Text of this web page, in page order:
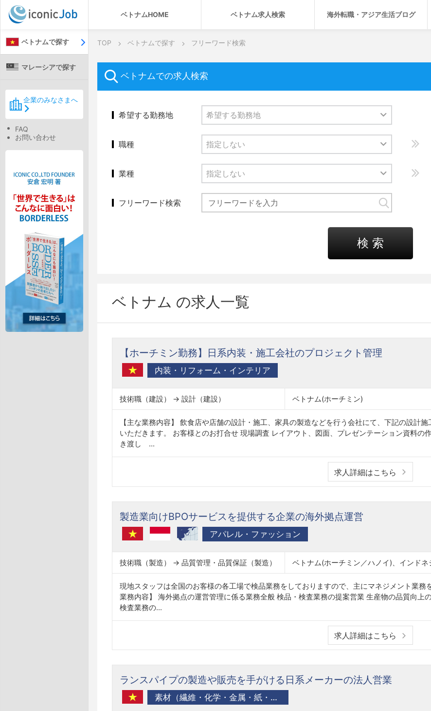
ベトナムHOME ベトナム求人検索 海外転職・アジア生活ブログ
ベトナムで探す
マレーシアで探す
企業のみなさまへ
FAQ
お問い合わせ
TOP ベトナムで探す フリーワード検索
ベトナムでの求人検索
希望する勤務地
職種
業種
フリーワード検索
検 索
ベトナム の求人一覧
【ホーチミン勤務】日系内装・施工会社のプロジェクト管理
内装・リフォーム・インテリア
技術職（建設） → 設計（建設） ベトナム(ホーチミン)
【主な業務内容】 飲食店や店舗の設計・施工、家具の製造などを行う会社にて、下記の設計
いただきます。 お客様とのお打合せ 現場調査 レイアウト、図面、プレゼンテーション資料の
き渡し ...
求人詳細はこちら
製造業向けBPOサービスを提供する企業の海外拠点運営
アパレル・ファッション
技術職（製造） → 品質管理・品質保証（製造）
現地スタッフは全国のお客様の各工場で検品業務をしておりますので、主にマネジメント業
業務内容】 海外拠点の運営管理に係る業務全般 検品・検査業務の提案営業 生産物の品質向上
検査業務の...
求人詳細はこちら
ランスパイプの製造や販売を手がける日系メーカーの法人営業
素材（繊維・化学・金属・紙・パルプ・ゴム・石油・バイオ）